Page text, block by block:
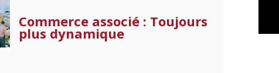
Commerce associé : Toujours
plus dynamique